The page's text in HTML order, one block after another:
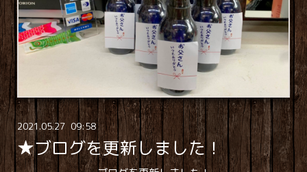
2021.05.27 09:58
★ブログを更新しました！